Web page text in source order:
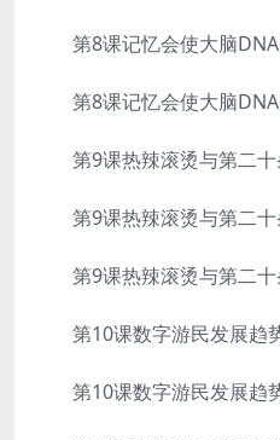
第8课记忆会使大脑DNA
第8课记忆会使大脑DNA
第9课热辣滚烫与第二十
第9课热辣滚烫与第二十
第9课热辣滚烫与第二十
第10课数字游民发展趋
第10课数字游民发展趋